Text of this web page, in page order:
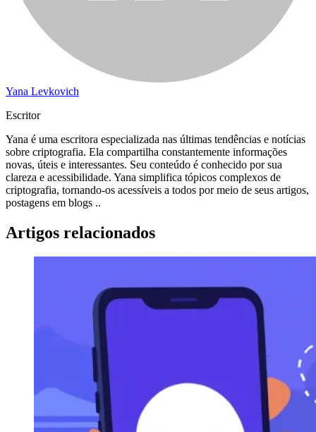
Yana Levkovich
Escritor
Yana é uma escritora especializada nas últimas tendências e notícias
sobre criptografia. Ela compartilha constantemente informações
novas, úteis e interessantes. Seu conteúdo é conhecido por sua
clareza e acessibilidade. Yana simplifica tópicos complexos de
criptografia, tornando-os acessíveis a todos por meio de seus artigos,
postagens em blogs ..
Artigos relacionados